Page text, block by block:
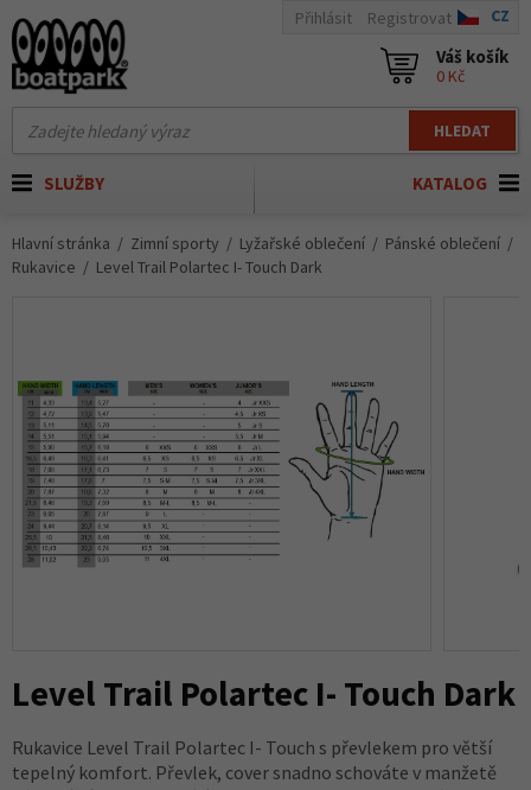
HLEDAT
Přihlásit Registrovat CZ
Váš košík
0 Kč
KATALOG
SLUŽBY
Hlavní stránka Zimní sporty Lyžařské oblečení
Pánské oblečení
Rukavice
Level Trail Polartec I- Touch Dark
Level Trail Polartec I- Touch Dark
Rukavice Level Trail Polartec I- Touch s převlekem pro větší
tepelný komfort. Převlek, cover snadno schováte v manžetě